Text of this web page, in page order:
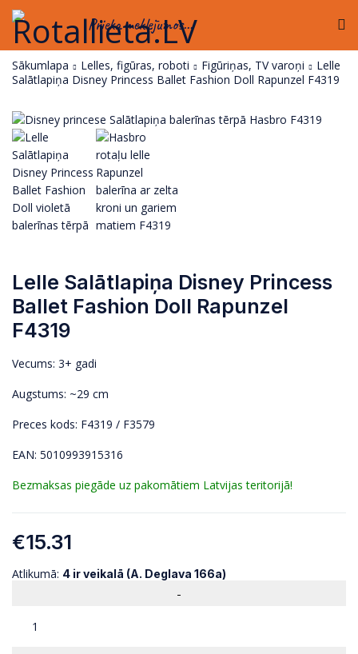
Prieka meklējumos...
Sākumlapa Lelles, figūras, roboti Figūriņas, TV varoņi
Lelle
Salātlapiņa Disney Princess Ballet Fashion Doll Rapunzel F4319
Lelle Salātlapiņa Disney Princess
Ballet Fashion Doll Rapunzel
F4319
Vecums: 3+ gadi
Augstums: ~29 cm
Preces kods: F4319 / F3579
EAN: 5010993915316
Bezmaksas piegāde uz pakomātiem Latvijas teritorijā!
€15.31
Atlikumā: 4 ir veikalā (A. Deglava 166a)